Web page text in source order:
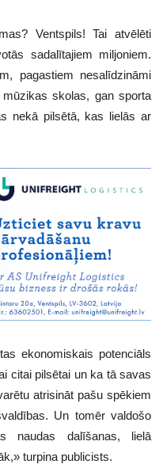
Ventspils! Tai atvēlēti
sadalītajiem miljoniem.
pagastiem nesalīdzināmi
skolas, gan sporta
nekā pilsētā, kas lielās ar
ekonomiskais potenciāls
citai pilsētai un ka tā savas
atrisināt pašu spēkiem
Un tomēr valdošo
naudas dalīšanas, lielā
turpina publicists.